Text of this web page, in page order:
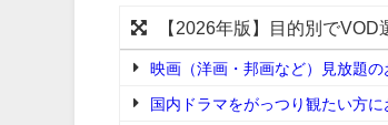
【2026年版】目的別でVOD
映画（洋画・邦画など）見放題
国内ドラマをがっつり観たい方